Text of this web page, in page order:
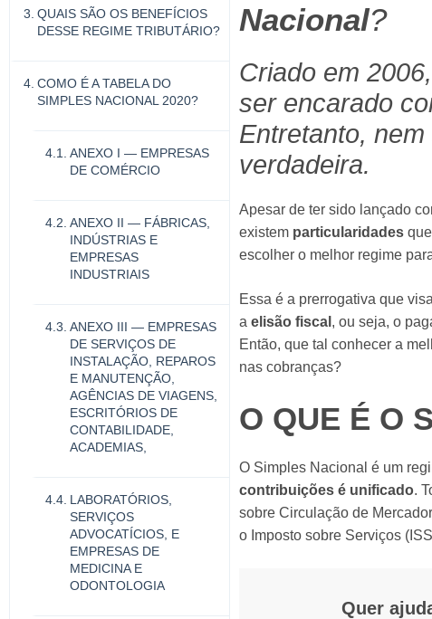
QUAIS SÃO OS BENEFÍCIOS
DESSE REGIME TRIBUTÁRIO?
COMO É A TABELA DO
SIMPLES NACIONAL 2020?
ANEXO I — EMPRESAS
DE COMÉRCIO
ANEXO II — FÁBRICAS,
INDÚSTRIAS E
EMPRESAS
INDUSTRIAIS
ANEXO III — EMPRESAS
DE SERVIÇOS DE
INSTALAÇÃO, REPAROS
E MANUTENÇÃO,
AGÊNCIAS DE VIAGENS,
ESCRITÓRIOS DE
CONTABILIDADE,
ACADEMIAS,
LABORATÓRIOS,
SERVIÇOS
ADVOCATÍCIOS, E
EMPRESAS DE
MEDICINA E
ODONTOLOGIA
Nacional?
Criado em
ser encarado
Entretanto,
verdadeira.
Apesar de ter sido lançado
existem particularidades
escolher o melhor regime
Essa é a prerrogativa que
a elisão fiscal , ou seja, o
Então, que tal conhecer a
nas cobranças?
O QUE É O
O Simples Nacional é um
contribuições é unificado.
sobre Circulação de
o Imposto sobre Serviços
Quer